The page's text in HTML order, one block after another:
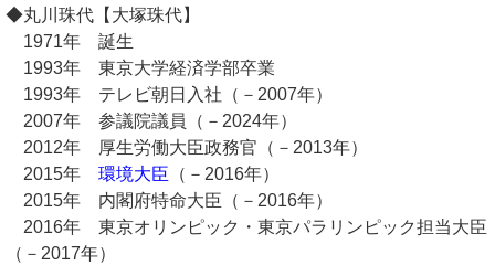
◆丸川珠代【大塚珠代】
1971年 誕生
1993年 東京大学経済学部卒業
1993年 テレビ朝日入社（－2007年）
2007年 参議院議員（－2024年）
2012年 厚生労働大臣政務官（－2013年）
2015年 環境大臣 （－2016年）
2015年 内閣府特命大臣（－2016年）
2016年 東京オリンピック・東京パラリンピック担当大臣
（－2017年）